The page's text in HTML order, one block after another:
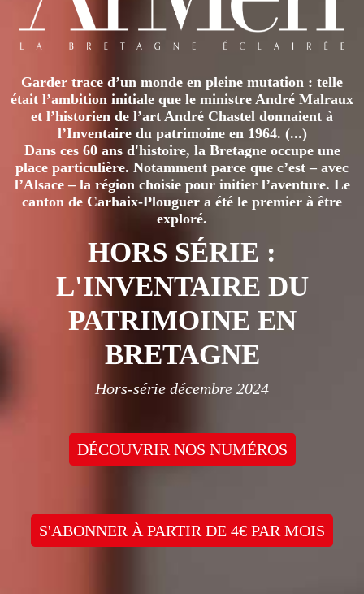
Garder trace d’un monde en pleine mutation : telle
était l’ambition initiale que le ministre André Malraux
et l’historien de l’art André Chastel donnaient à
l’Inventaire du patrimoine en 1964. (...)
Dans ces 60 ans d'histoire, la Bretagne occupe une
place particulière. Notamment parce que c’est – avec
l’Alsace – la région choisie pour initier l’aventure. Le
canton de Carhaix-Plouguer a été le premier à être
exploré.
HORS SÉRIE :
L'INVENTAIRE DU
PATRIMOINE EN
BRETAGNE
Hors-série décembre 2024
DÉCOUVRIR NOS NUMÉROS
S'ABONNER À PARTIR DE 4€ PAR MOIS